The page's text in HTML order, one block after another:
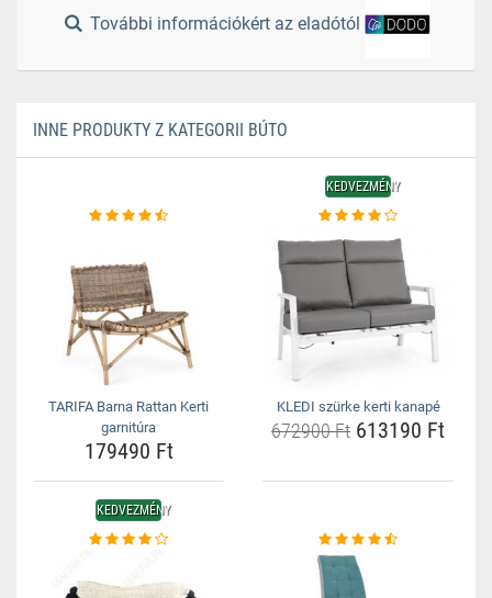
További információkért az eladótól
INNE PRODUKTY Z KATEGORII BÚTO
TARIFA Barna Rattan Kerti
garnitúra
179490 Ft
KEDVEZMÉNY
KLEDI szürke kerti kanapé
672900 Ft 613190 Ft
KEDVEZMÉNY